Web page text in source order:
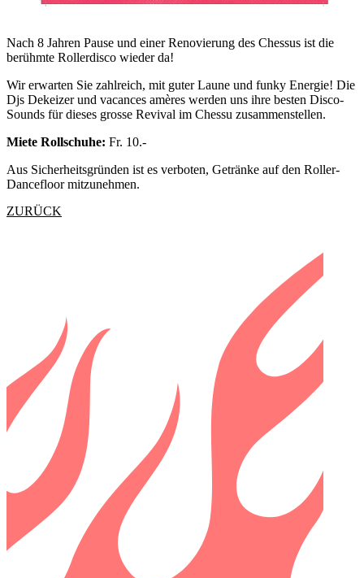
Nach 8 Jahren Pause und einer Renovierung des Chessus ist die
berühmte Rollerdisco wieder da!
Wir erwarten Sie zahlreich, mit guter Laune und funky Energie! Die
Djs Dekeizer und vacances amères werden uns ihre besten Disco-
Sounds für dieses grosse Revival im Chessu zusammenstellen.
Miete Rollschuhe: Fr. 10.-
Aus Sicherheitsgründen ist es verboten, Getränke auf den Roller-
Dancefloor mitzunehmen.
ZURÜCK